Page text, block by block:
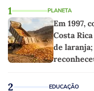
1 PLANETA
Em 1997,
Costa
de
2 EDUCAÇÃO